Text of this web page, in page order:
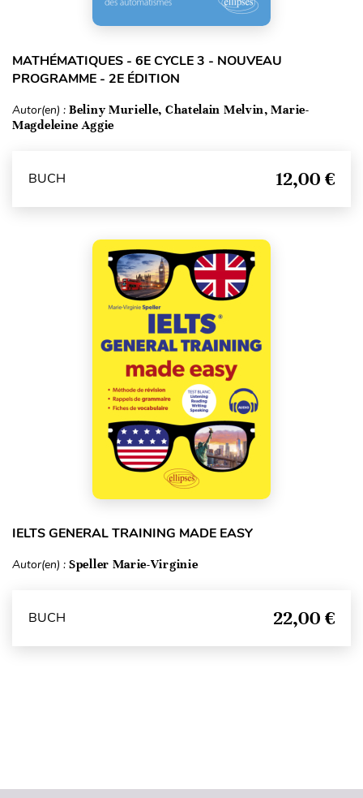
MATHÉMATIQUES - 6E CYCLE 3 - NOUVEAU
PROGRAMME - 2E ÉDITION
Autor(en) : Beliny Murielle, Chatelain Melvin, Marie-
Magdeleine Aggie
BUCH 12,00 €
IELTS GENERAL TRAINING MADE EASY
Autor(en) : Speller Marie-Virginie
BUCH 22,00 €